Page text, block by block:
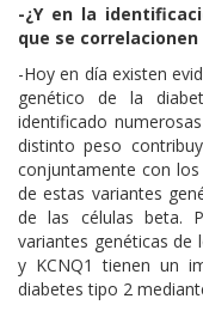
-¿Y en la
que se
-Hoy en día existen
genético de la
identificado
distinto peso
conjuntamente con
de estas variantes
de las células beta.
variantes genéticas de
y KCNQ1 tienen un
diabetes tipo 2